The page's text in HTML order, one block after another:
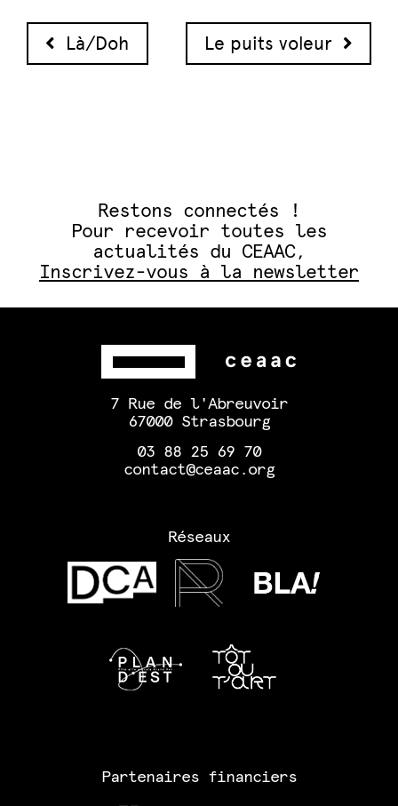
Navigation des articles
Là/Doh Le puits voleur
Restons connectés !
Pour recevoir toutes les
actualités du CEAAC,
Inscrivez-vous à la newsletter
7 Rue de l'Abreuvoir
67000 Strasbourg
03 88 25 69 70
contact@ceaac.org
Réseaux
Partenaires financiers